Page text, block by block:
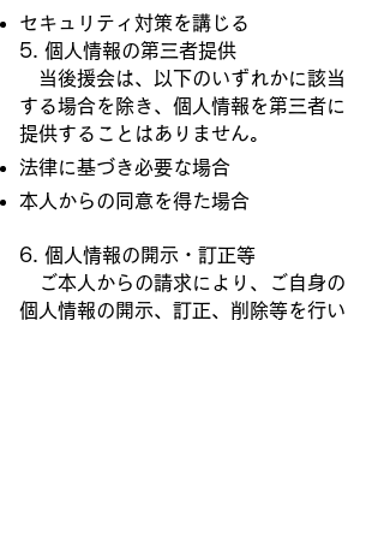
セキュリティ対策を講じる
5. 個人情報の第三者提供
当後援会は、以下のいずれかに該当
する場合を除き、個人情報を第三者に
提供することはありません。
法律に基づき必要な場合
本人からの同意を得た場合
6. 個人情報の開示・訂正等
ご本人からの請求により、ご自身の
個人情報の開示、訂正、削除等を行い